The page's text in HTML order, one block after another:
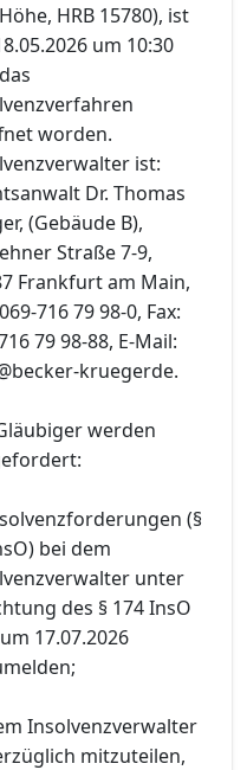
HRB 15780), ist
um 10:30
worden.
ist:
Dr. Thomas
(Gebäude B),
Straße 7-9,
Frankfurt am Main,
716 79 98-0, Fax:
79 98-88, E-Mail:
kruegerde.
werden
(§
bei dem
unter
des § 174 InsO
17.07.2026
Insolvenzverwalter
mitzuteilen,